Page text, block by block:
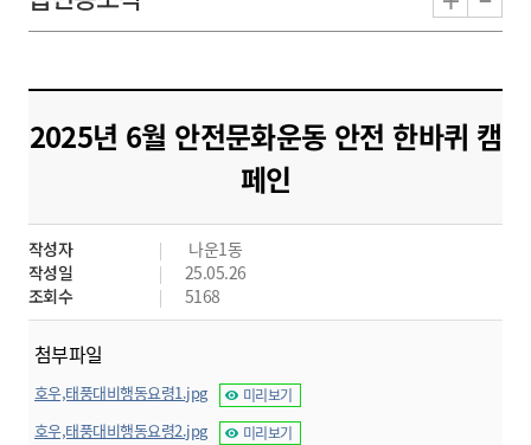
도
시
군
산
열
2025년 6월 안전문화운동 안전 한바퀴 캠
페인
작성자
나운1동
작성일
25.05.26
조회수
5168
첨부파일
호우,태풍대비행동요령1.jpg 미리보기
호우,태풍대비행동요령2.jpg 미리보기